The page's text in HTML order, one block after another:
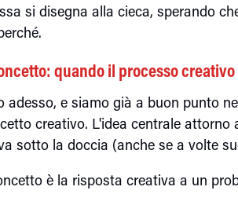
si disegna alla cieca, sperando
quando il processo
adesso, e siamo già a buon punto
creativo. L'idea centrale
sotto la doccia (anche se a volte
è la risposta creativa a un